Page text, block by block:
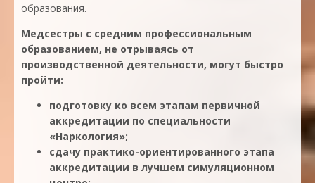
образования.
Медсестры с средним профессиональным
образованием, не отрываясь от
производственной деятельности, могут быстро
пройти:
подготовку ко всем этапам первичной
аккредитации по специальности
«Наркология»;
сдачу практико-ориентированного этапа
аккредитации в лучшем симуляционном